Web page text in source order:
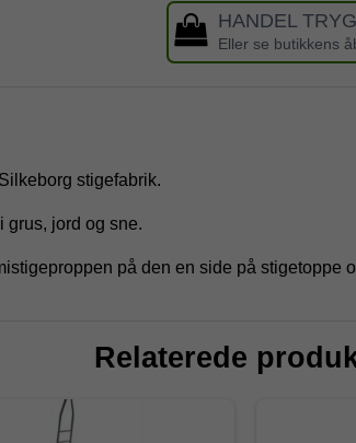
HANDEL
Eller se butikkens
stigefabrik.
grus, jord og sne.
på den en side på stigetoppe
Relaterede